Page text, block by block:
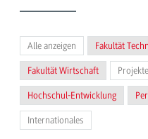
Alle anzeigen Fakultät
Fakultät Wirtschaft Projekte
Hochschul-Entwicklung
Internationales